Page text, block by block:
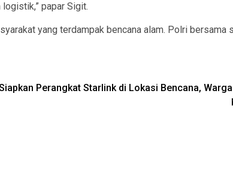
papar Sigit.
yang terdampak bencana alam. Polri bersama
Perangkat Starlink di Lokasi Bencana,